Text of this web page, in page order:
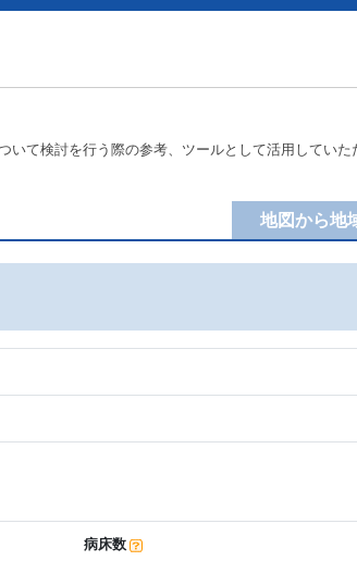
て検討を行う際の参考、ツールとして活用してい
地図から地
病床数